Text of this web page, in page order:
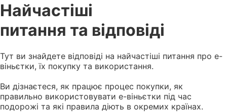
Найчастіші
питання та відповіді
Тут ви знайдете відповіді на найчастіші питання про е-
віньєтки, їх покупку та використання.
Ви дізнаєтеся, як працює процес покупки, як
правильно використовувати е-віньєтки під час
подорожі та які правила діють в окремих країнах.